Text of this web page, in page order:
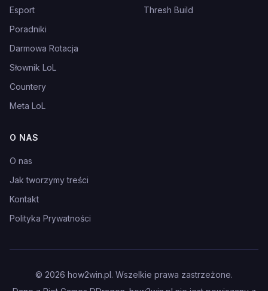
Esport
Poradniki
Darmowa Rotacja
Słownik LoL
Countery
Meta LoL
Thresh Build
O NAS
O nas
Jak tworzymy treści
Kontakt
Polityka Prywatności
© 2026 how2win.pl. Wszelkie prawa zastrzeżone.